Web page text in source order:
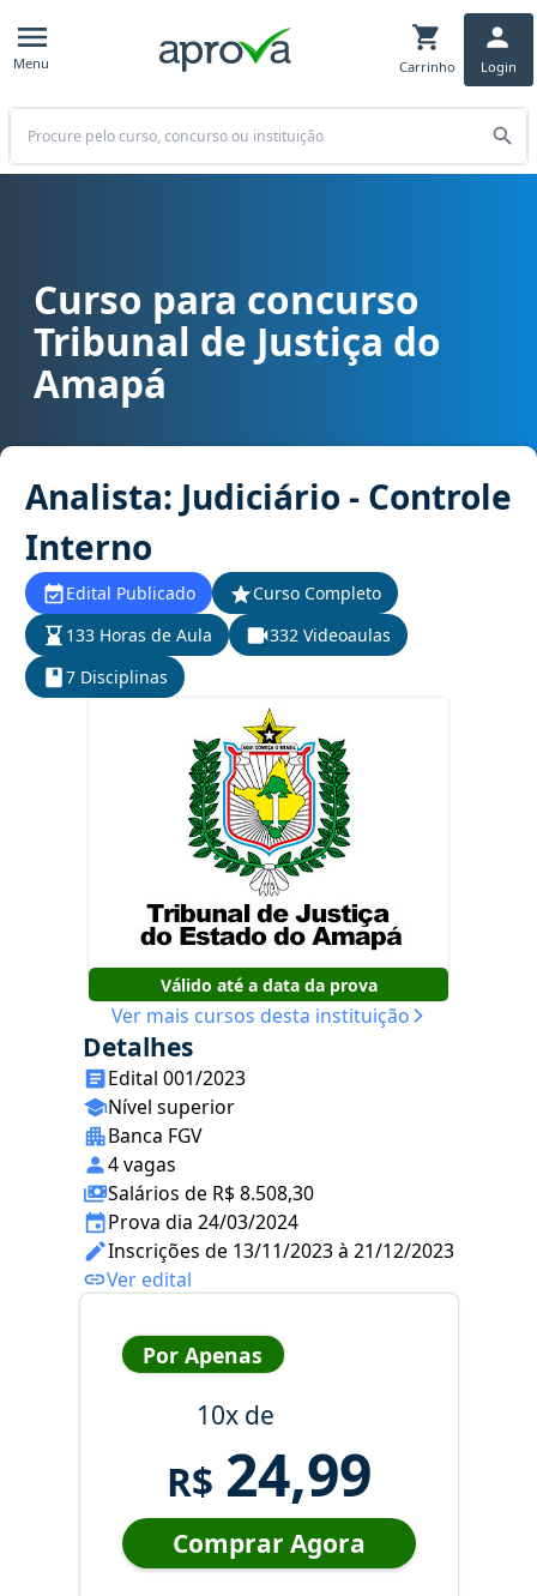
Menu Carrinho Login
Buscar
Curso para concurso TJ AP - Tribunal de Justiça do Amapá cargo
Curso para concurso
Tribunal de Justiça do
Amapá
Analista: Judiciário - Controle
Interno
Edital Publicado
Curso Completo
133 Horas de Aula
332 Videoaulas
7 Disciplinas
Válido até a data da prova
Ver mais cursos desta instituição
Detalhes
Edital 001/2023
Nível superior
Banca FGV
4 vagas
Salários de R$ 8.508,30
Prova dia 24/03/2024
Inscrições de 13/11/2023 à 21/12/2023
Ver edital
Por Apenas
10x de
R$ 24,99
Comprar Agora